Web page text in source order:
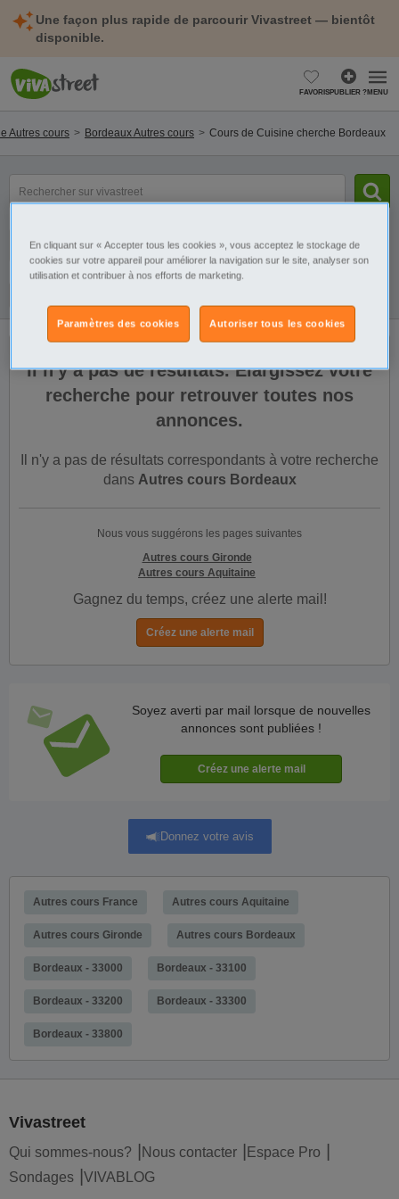
Une façon plus rapide de parcourir Vivastreet — bientôt
disponible.
FAVORISPUBLIER ?MENU
Autres cours Bordeaux Autres cours Cours de Cuisine cherche Bordeaux
clé(s)
Il n'y a pas de résultats. Élargissez votre
recherche pour retrouver toutes nos
annonces.
Il n'y a pas de résultats correspondants à votre recherche
dans Autres cours Bordeaux
Nous vous suggérons les pages suivantes
Autres cours Gironde
Autres cours Aquitaine
Gagnez du temps, créez une alerte mail!
Soyez averti par mail lorsque de nouvelles
annonces sont publiées !
Donnez votre avis
Autres cours France Autres cours Aquitaine
Autres cours Gironde Autres cours Bordeaux
Bordeaux - 33000 Bordeaux - 33100
Bordeaux - 33200 Bordeaux - 33300
Bordeaux - 33800
Vivastreet
Qui sommes-nous? Nous contacter
Espace Pro
Sondages
VIVABLOG
En cliquant sur « Accepter tous les cookies », vous acceptez le stockage de
cookies sur votre appareil pour améliorer la navigation sur le site, analyser son
utilisation et contribuer à nos efforts de marketing.
Autoriser tous les cookies
Paramètres des cookies